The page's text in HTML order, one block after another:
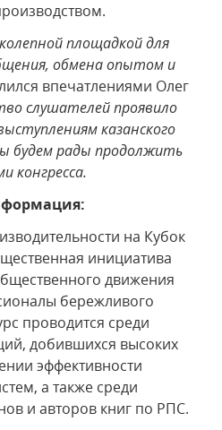
площадкой для
обмена опытом и
впечатлениями Олег
слушателей проявило
казанского
будем рады продолжить
конгресса.
на Кубок
инициатива
движения
бережливого
проводится среди
добившихся высоких
эффективности
а также среди
и авторов книг по РПС.